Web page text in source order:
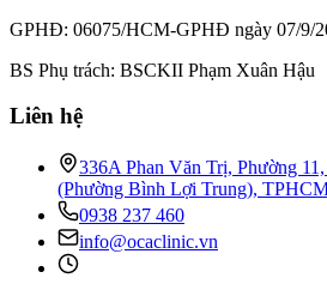
GPHĐ: 06075/HCM-GPHĐ ngày 07/9/
BS Phụ trách: BSCKII Phạm Xuân Hậu
Liên hệ
336A Phan Văn Trị, Phường
(Phường Bình Lợi Trung),
0938 237 460
info@ocaclinic.vn